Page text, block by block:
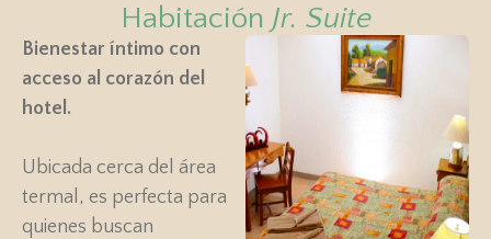
Habitación Jr. Suite
Bienestar íntimo con
acceso al corazón del
hotel.
Ubicada cerca del área
termal, es perfecta para
quienes buscan